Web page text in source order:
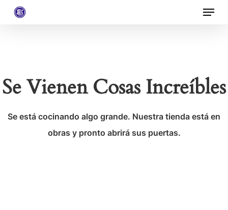
Skip
Menu
Se Vienen Cosas Increíbles
Se está cocinando algo grande. Nuestra tienda está en
obras y pronto abrirá sus puertas.